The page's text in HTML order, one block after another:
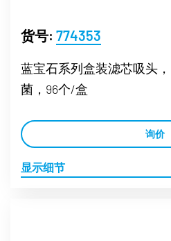
货号: 774353
蓝宝石系列盒装滤芯吸头
菌，96个/盒
询价
显示细节